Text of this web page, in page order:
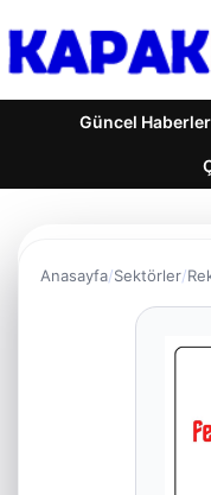
Güncel Haberler
Anasayfa Sektörler